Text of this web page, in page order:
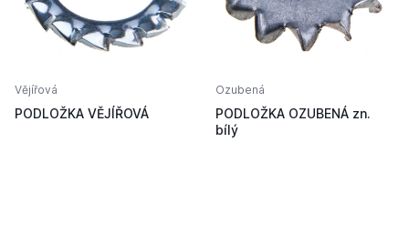
Vějířová
PODLOŽKA VĚJÍŘOVÁ
Ozubená
PODLOŽKA OZUBENÁ zn.
bílý